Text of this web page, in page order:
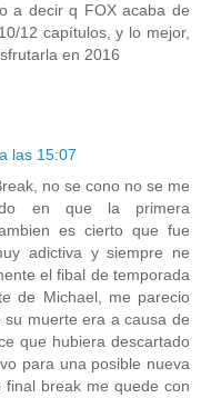
a decir q FOX acaba de
12 capítulos, y lo mejor,
en 2016
las 15:07
no se cono no se me
en que la primera
es cierto que fue
adictiva y siempre ne
el fibal de temporada
de Michael, me parecio
muerte era a causa de
que hubiera descartado
para una posible nueva
break me quede con